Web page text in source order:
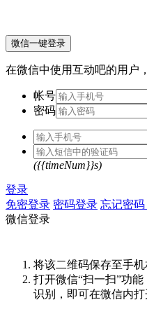
微信一键登录
在微信中使用互动吧的用户
帐号
密码
({{timeNum}}s)
登录
免密登录 密码登录 忘记密码
微信登录
将该二维码保存至手
打开微信“扫一扫”功
识别，即可在微信内打